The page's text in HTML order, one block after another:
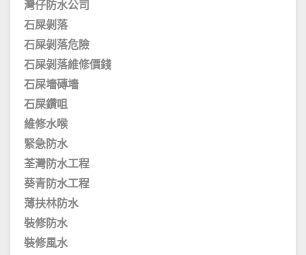
灣仔防水公司
石屎剝落
石屎剝落危險
石屎剝落維修價錢
石屎墻磚墻
石屎鑽咀
維修水喉
緊急防水
荃灣防水工程
葵青防水工程
薄扶林防水
裝修防水
裝修風水